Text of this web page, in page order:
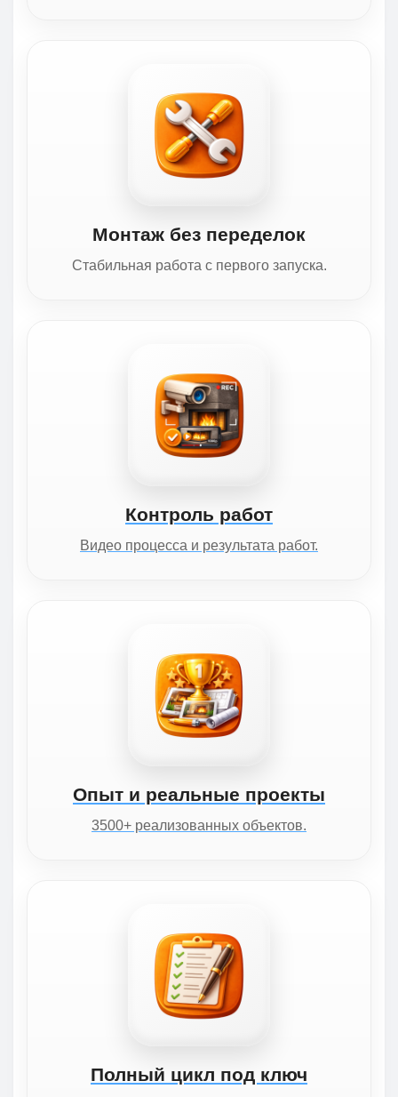
Монтаж без переделок
Стабильная работа с первого запуска.
Контроль работ
Видео процесса и результата работ.
Опыт и реальные проекты
3500+ реализованных объектов.
Полный цикл под ключ